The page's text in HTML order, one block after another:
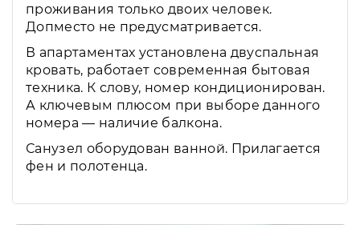
проживания только двоих человек.
Допместо не предусматривается.
В апартаментах установлена двуспальная
кровать, работает современная бытовая
техника. К слову, номер кондиционирован.
А ключевым плюсом при выборе данного
номера — наличие балкона.
Санузел оборудован ванной. Прилагается
фен и полотенца.